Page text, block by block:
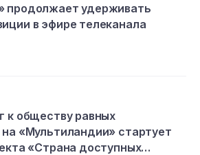
продолжает удерживать
в эфире телеканала
к обществу равных
«Мультиландии» стартует
«Страна доступных